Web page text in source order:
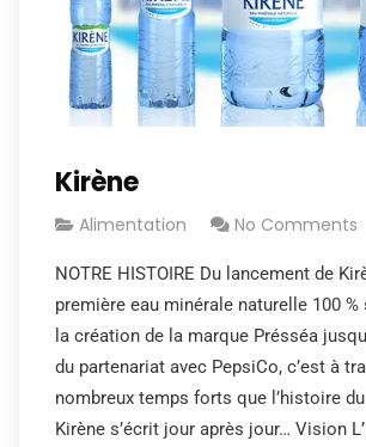
Kirène
Alimentation No Comments
NOTRE HISTOIRE Du lancement de
première eau minérale naturelle 100 %
la création de la marque Présséa
du partenariat avec PepsiCo, c’est à
nombreux temps forts que l’histoire
Kirène s’écrit jour après jour… Vision